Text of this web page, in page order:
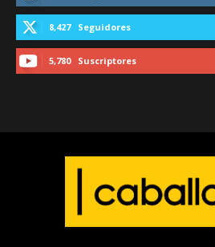
8,427 Seguidores
5,780 Suscriptores